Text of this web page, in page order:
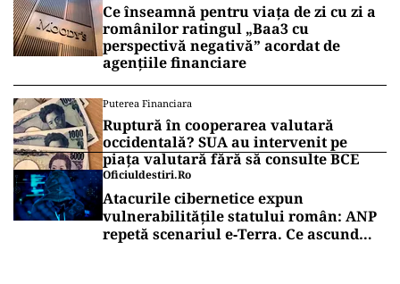
Ce înseamnă pentru viața de zi cu zi a
românilor ratingul „Baa3 cu
perspectivă negativă” acordat de
agențiile financiare
Puterea Financiara
Ruptură în cooperarea valutară
occidentală? SUA au intervenit pe
piața valutară fără să consulte BCE
Oficiuldestiri.ro
Atacurile cibernetice expun
vulnerabilitățile statului român: ANP
repetă scenariul e‑Terra. Ce ascund